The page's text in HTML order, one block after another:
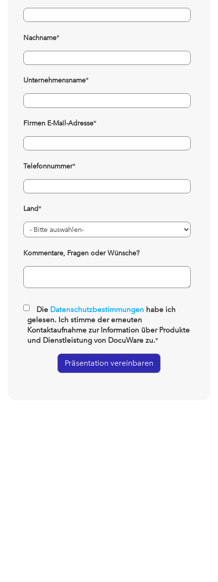
Nachname*
Unternehmensname*
Firmen E-Mail-Adresse*
Telefonnummer*
Land*
Kommentare, Fragen oder Wünsche?
Die Datenschutzbestimmungen habe ich
gelesen. Ich stimme der erneuten
Kontaktaufnahme zur Information über Produkte
und Dienstleistung von DocuWare zu.*